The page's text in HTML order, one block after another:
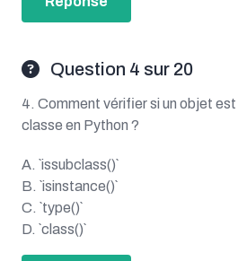
Question 4 sur 20
4. Comment vérifier si un objet
classe en Python ?
A. `issubclass()`
B. `isinstance()`
C. `type()`
D. `class()`